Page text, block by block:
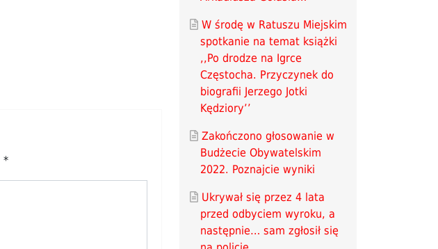
*
W środę w Ratuszu Miejskim
spotkanie na temat książki
,,Po drodze na Igrce
Częstocha. Przyczynek do
biografii Jerzego Jotki
Kędziory’’
Zakończono głosowanie w
Budżecie Obywatelskim
2022. Poznajcie wyniki
Ukrywał się przez 4 lata
przed odbyciem wyroku, a
następnie… sam zgłosił się